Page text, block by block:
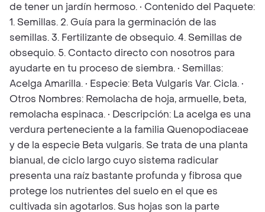
de tener un jardín hermoso. • Contenido del Paquete:
1. Semillas. 2. Guía para la germinación de las
semillas. 3. Fertilizante de obsequio. 4. Semillas de
obsequio. 5. Contacto directo con nosotros para
ayudarte en tu proceso de siembra. • Semillas:
Acelga Amarilla. • Especie: Beta Vulgaris Var. Cicla. •
Otros Nombres: Remolacha de hoja, armuelle, beta,
remolacha espinaca. • Descripción: La acelga es una
verdura perteneciente a la familia Quenopodiaceae
y de la especie Beta vulgaris. Se trata de una planta
bianual, de ciclo largo cuyo sistema radicular
presenta una raíz bastante profunda y fibrosa que
protege los nutrientes del suelo en el que es
cultivada sin agotarlos. Sus hojas son la parte